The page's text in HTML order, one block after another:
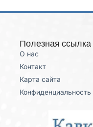
Полезная ссылка
О нас
Контакт
Карта сайта
Конфиденциальность